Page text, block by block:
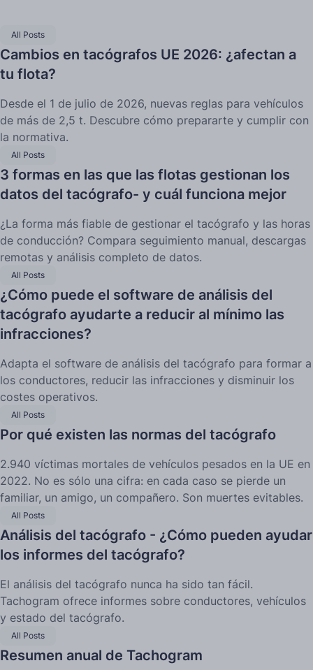
All Posts
Cambios en tacógrafos UE 2026: ¿afectan a
tu flota?
Desde el 1 de julio de 2026, nuevas reglas para vehículos
de más de 2,5 t. Descubre cómo prepararte y cumplir con
la normativa.
All Posts
3 formas en las que las flotas gestionan los
datos del tacógrafo- y cuál funciona mejor
¿La forma más fiable de gestionar el tacógrafo y las horas
de conducción? Compara seguimiento manual, descargas
remotas y análisis completo de datos.
All Posts
¿Cómo puede el software de análisis del
tacógrafo ayudarte a reducir al mínimo las
infracciones?
Adapta el software de análisis del tacógrafo para formar a
los conductores, reducir las infracciones y disminuir los
costes operativos.
All Posts
Por qué existen las normas del tacógrafo
2.940 víctimas mortales de vehículos pesados en la UE en
2022. No es sólo una cifra: en cada caso se pierde un
familiar, un amigo, un compañero. Son muertes evitables.
All Posts
Análisis del tacógrafo - ¿Cómo pueden ayudar
los informes del tacógrafo?
El análisis del tacógrafo nunca ha sido tan fácil.
Tachogram ofrece informes sobre conductores, vehículos
y estado del tacógrafo.
All Posts
Resumen anual de Tachogram